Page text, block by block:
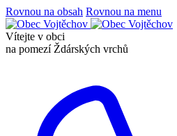
Rovnou na obsah Rovnou na menu
Vítejte v obci
na pomezí Ždárských vrchů